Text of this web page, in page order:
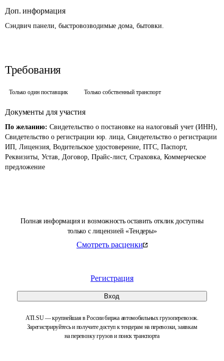
Полная информация и возможность оставить отклик доступны
только с лицензией «Тендеры»
Смотреть расценки
Регистрация
Вход
ATI.SU — крупнейшая в России биржа автомобильных грузоперевозок.
Зарегистрируйтесь и получите доступ к тендерам на перевозки, заявкам
на перевозку грузов и поиск транспорта
Доп. информация
Сэндвич панели, быстровозводимые дома, бытовки.
Требования
Только один поставщик Только собственный транспорт
Документы для участия
По желанию: Свидетельство о постановке на налоговый учет (ИНН),
Свидетельство о регистрации юр. лица, Свидетельство о регистрации
ИП, Лицензия, Водительское удостоверение, ПТС, Паспорт,
Реквизиты, Устав, Договор, Прайс-лист, Страховка, Коммерческое
предложение